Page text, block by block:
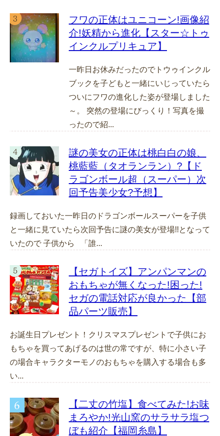
フワの正体はユニコーン!画像紹
介!妖精から進化【スター☆トゥ
インクルプリキュア】
一昨日お休みだったのでトウゥインクル
ブックを子どもと一緒にいじっていたら
ついにフワの進化した姿が登場しました
～。 突然の登場にびっくり！写真を撮
ったので紹...
謎の美女の正体は桃白白の娘、
桃藍藍（タオランラン）?【ド
ラゴンボール超（スーパー）次
回予告美少女?予想】
録画しておいた一昨日のドラゴンボールスーパーを子供
と一緒に見ていたら次回予告に謎の美女が登場!!となって
いたので 子供から 「誰...
【セガトイズ】アンパンマンの
おもちゃが無くなった!困った!
セガの電話対応が良かった【部
品パーツ販売】
お誕生日プレゼント！クリスマスプレゼントで子供にお
もちゃを買ってあげるのは世の常ですが、特に小さい子
の場合キャラクターモノのおもちゃを購入する場合も多
い...
【二丈の竹塩】食べてみた!お味
まろやか!光山窯のサラサラ塩つ
ぼも紹介【福岡糸島】